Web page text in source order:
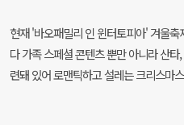
현재 '바오패밀리 인 윈터토피아' 겨울
다 가족 스페셜 콘텐츠 뿐만 아니라 산
련돼 있어 로맨틱하고 설레는 크리스마